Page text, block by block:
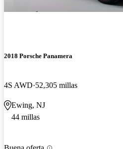
2018 Porsche Panamera
4S AWD 52,305 millas
Ewing, NJ
44 millas